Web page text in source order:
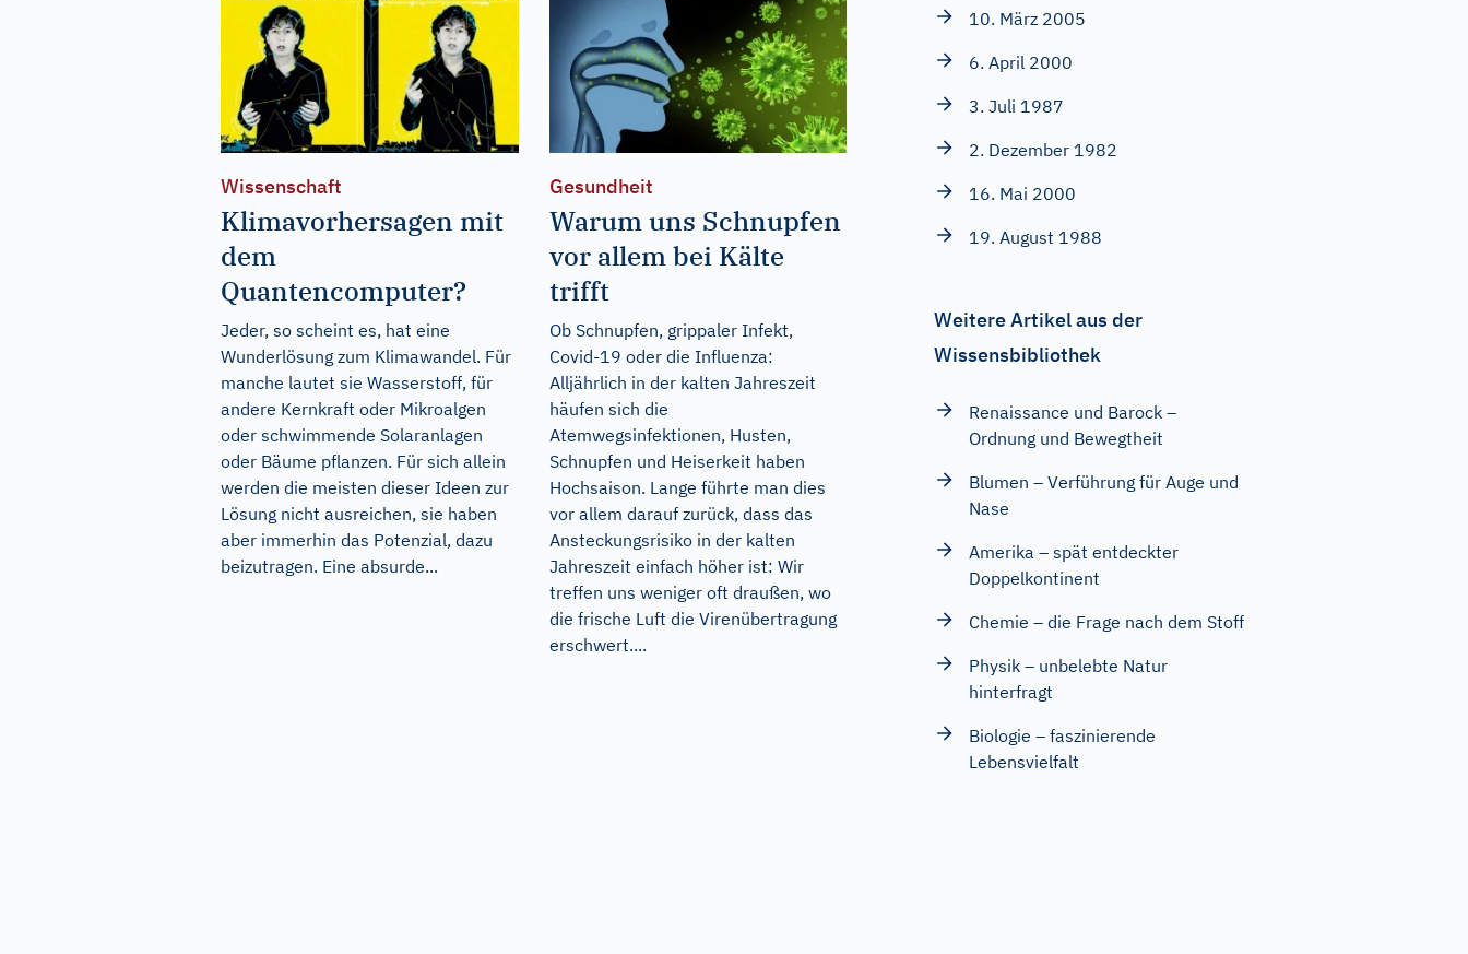
Wissenschaft
Klimavorhersagen mit
dem
Quantencomputer?
Jeder, so scheint es, hat eine
Wunderlösung zum Klimawandel. Für
manche lautet sie Wasserstoff, für
andere Kernkraft oder Mikroalgen
oder schwimmende Solaranlagen
oder Bäume pflanzen. Für sich allein
werden die meisten dieser Ideen zur
Lösung nicht ausreichen, sie haben
aber immerhin das Potenzial, dazu
beizutragen. Eine absurde...
Gesundheit
Warum uns Schnupfen
vor allem bei Kälte
trifft
Ob Schnupfen, grippaler Infekt,
Covid-19 oder die Influenza:
Alljährlich in der kalten Jahreszeit
häufen sich die
Atemwegsinfektionen, Husten,
Schnupfen und Heiserkeit haben
Hochsaison. Lange führte man dies
vor allem darauf zurück, dass das
Ansteckungsrisiko in der kalten
Jahreszeit einfach höher ist: Wir
treffen uns weniger oft draußen, wo
die frische Luft die Virenübertragung
erschwert....
10. März 2005
6. April 2000
3. Juli 1987
2. Dezember 1982
16. Mai 2000
19. August 1988
Weitere Artikel aus der
Wissensbibliothek
Renaissance und Barock –
Ordnung und Bewegtheit
Blumen – Verführung für Auge und
Nase
Amerika – spät entdeckter
Doppelkontinent
Chemie – die Frage nach dem Stoff
Physik – unbelebte Natur
hinterfragt
Biologie – faszinierende
Lebensvielfalt